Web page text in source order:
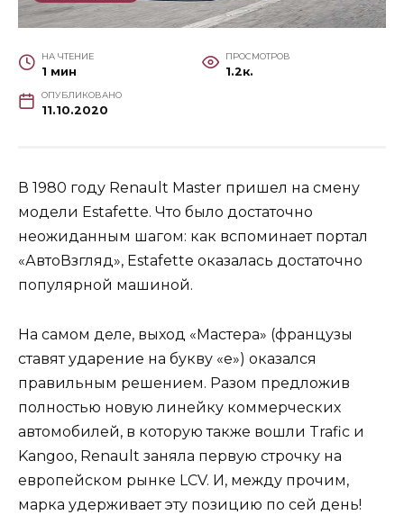
НА ЧТЕНИЕ
1 мин
ПРОСМОТРОВ
1.2к.
ОПУБЛИКОВАНО
11.10.2020
В 1980 году Renault Master пришел на смену
модели Estafette. Что было достаточно
неожиданным шагом: как вспоминает портал
«АвтоВзгляд», Estafette оказалась достаточно
популярной машиной.
На самом деле, выход «Мастера» (французы
ставят ударение на букву «е») оказался
правильным решением. Разом предложив
полностью новую линейку коммерческих
автомобилей, в которую также вошли Trafic и
Kangoo, Renault заняла первую строчку на
европейском рынке LCV. И, между прочим,
марка удерживает эту позицию по сей день!